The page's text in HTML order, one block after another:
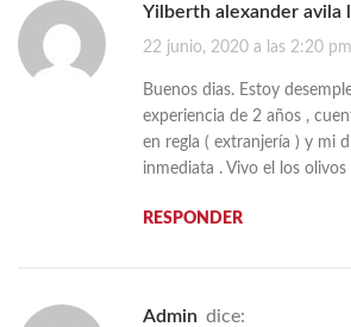
Yilberth alexander avila
22 junio, 2020 a las 2:20 pm
Buenos dias. Estoy
experiencia de 2 años ,
en regla ( extranjería ) y mi
inmediata . Vivo el los olivos
RESPONDER
admin dice: